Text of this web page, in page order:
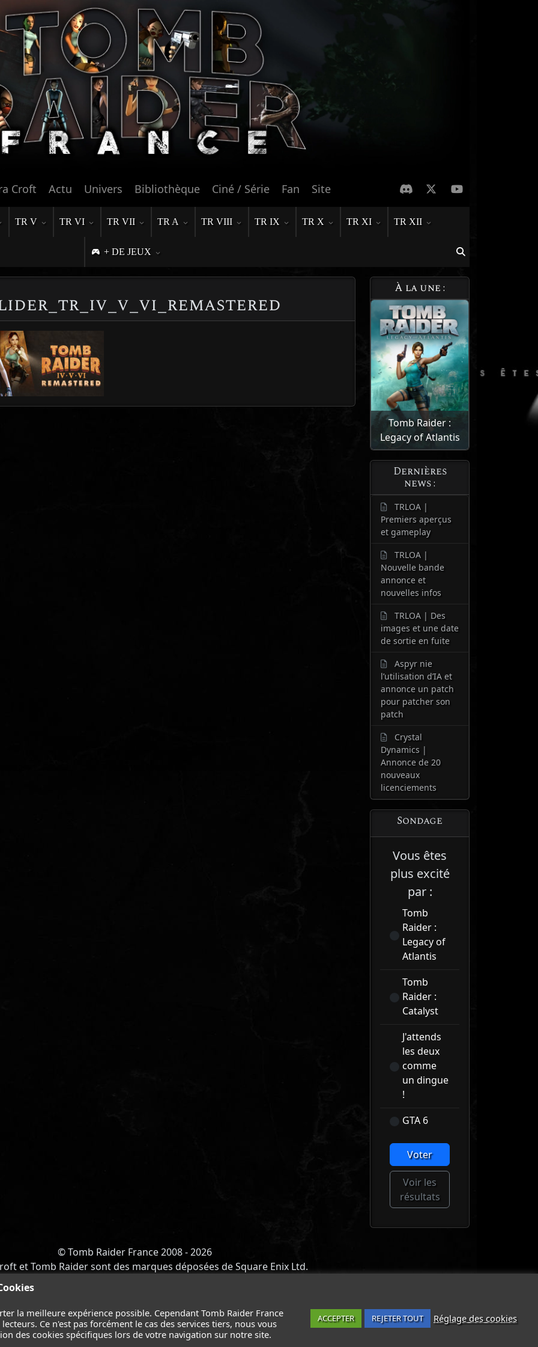
Croft Actu Univers Bibliothèque Ciné / Série Fan Site
TR V TR VI TR VII TR A TR VIII TR IX TR X TR XI TR XII
+ DE JEUX
À la une :
Tomb Raider :
Legacy of Atlantis
Dernières
news :
TRLOA |
Premiers aperçus
et gameplay
TRLOA |
Nouvelle bande
annonce et
nouvelles infos
TRLOA | Des
images et une date
de sortie en fuite
Aspyr nie
l’utilisation d’IA et
annonce un patch
pour patcher son
patch
Crystal
Dynamics |
Annonce de 20
nouveaux
licenciements
Sondage
Vous êtes
plus excité
par :
Tomb
Raider :
Legacy of
Atlantis
Tomb
Raider :
Catalyst
J'attends
les deux
comme
un dingue
!
GTA 6
Voter
Voir les
résultats
la meilleure expérience possible. Cependant Tomb Raider France
Ce n'est pas forcément le cas des services tiers, nous vous
des cookies spécifiques lors de votre navigation sur notre site.
ACCEPTER REJETER TOUT Réglage des cookies
© Tomb Raider France 2008 - 2026
et Tomb Raider sont des marques déposées de Square Enix Ltd.
OF ATLANTIS